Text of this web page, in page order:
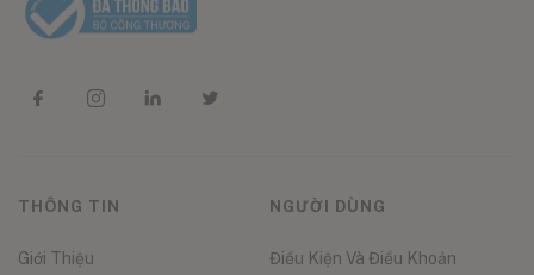
THÔNG TIN
Giới Thiệu
NGƯỜI DÙNG
Điều Kiện Và Điều Khoản